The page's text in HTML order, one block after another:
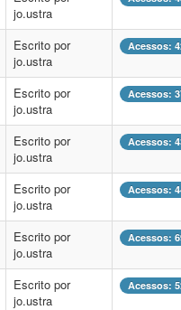
jo.ustra
Escrito por
jo.ustra
Acessos:
Escrito por
jo.ustra
Acessos:
Escrito por
jo.ustra
Acessos:
Escrito por
jo.ustra
Acessos:
Escrito por
jo.ustra
Acessos:
Escrito por
jo.ustra
Acessos: